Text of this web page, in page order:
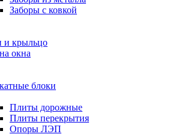
Заборы с ковкой
и крыльцо
окна
блоки
Плиты дорожные
Плиты перекрытия
Опоры ЛЭП